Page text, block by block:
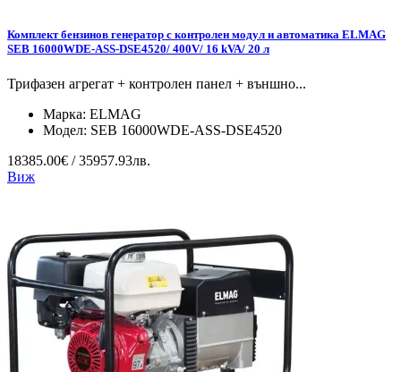
Комплект бензинов генератор с контролен модул и автоматика ELMAG
SEB 16000WDE-ASS-DSE4520/ 400V/ 16 kVA/ 20 л
Трифазен агрегат + контролен панел + външно...
Марка: ELMAG
Модел: SEB 16000WDE-ASS-DSE4520
18385.00€ / 35957.93лв.
Виж